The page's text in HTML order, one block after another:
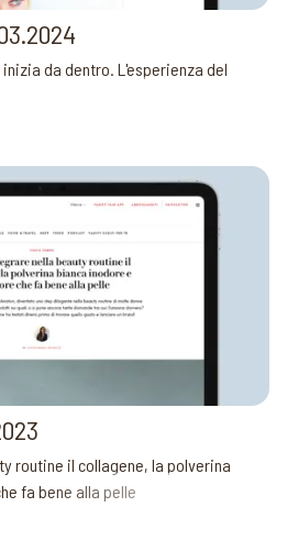
da dentro. L'esperienza del
routine il collagene, la polverina
fa bene alla pelle